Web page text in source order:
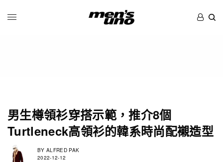
男生樽領衫穿搭示範，推介8個
Turtleneck高領衫的韓系時尚配襯造型
BY ALFRED PAK
2022-12-12